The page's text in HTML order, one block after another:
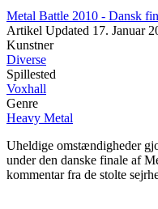
Metal Battle 2010 - Dansk
Artikel Updated 17. Januar
Kunstner
Diverse
Spillested
Voxhall
Genre
Heavy Metal
Uheldige omstændigheder
under den danske finale af
kommentar fra de stolte